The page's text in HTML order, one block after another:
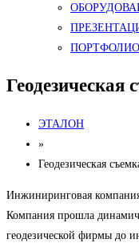
ПОРТФОЛИО
Геодезическая
ЭТАЛОН
»
Геодезическая
Инжиниринговая
Компания прошла
геодезической фирмы до